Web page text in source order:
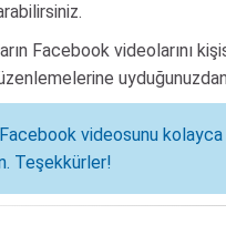
Facebook videolarını
videosunu
Teşekkürler!